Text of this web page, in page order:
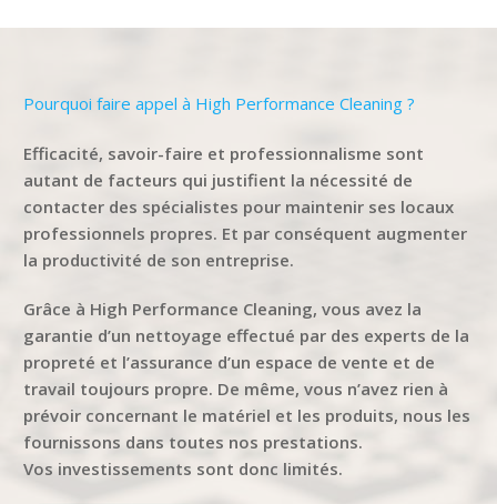
Pourquoi faire appel à High Performance Cleaning ?
Efficacité, savoir-faire et professionnalisme sont
autant de facteurs qui justifient la nécessité de
contacter des spécialistes pour maintenir ses locaux
professionnels propres. Et par conséquent augmenter
la productivité de son entreprise.
Grâce à High Performance Cleaning, vous avez la
garantie d’un nettoyage effectué par des experts de la
propreté et l’assurance d’un espace de vente et de
travail toujours propre. De même, vous n’avez rien à
prévoir concernant le matériel et les produits, nous les
fournissons dans toutes nos prestations.
Vos investissements sont donc limités.